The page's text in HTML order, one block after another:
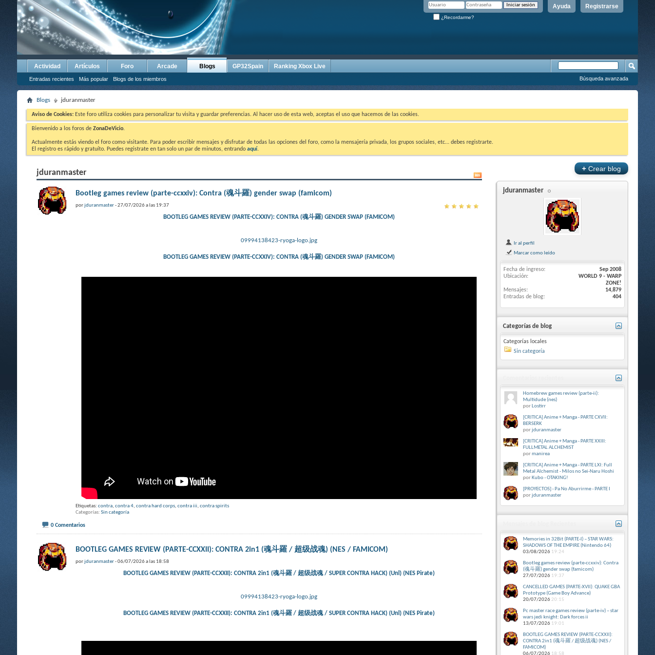
Registrarse
Ayuda
¿Recordarme?
Actividad Artículos Foro Arcade Blogs
Entradas recientes Más popular Blogs de los miembros
GP32Spain Ranking Xbox Live
Búsqueda avanzada
Blogs jduranmaster
Aviso de Cookies: Este foro utiliza cookies para personalizar tu visita y guardar preferencias. Al hacer uso de esta web, aceptas el uso que hacemos de las cookies.
Bienvenido a los foros de ZonaDeVicio.
Actualmente estás viendo el foro como visitante. Para poder escribir mensajes y disfrutar de todas las opciones del foro, como la mensajería privada, los grupos sociales, etc... debes registrarte.
El registro es rápido y gratuíto. Puedes registrate en tan solo un par de minutos, entrando aquí.
jduranmaster
Bootleg games review (parte-ccxxiv): Contra (魂斗羅) gender swap (famicom)
porjduranmaster- 27/07/2026 a las 19:37
BOOTLEG GAMES REVIEW (PARTE-CCXXIV): CONTRA (魂斗羅) GENDER SWAP (FAMICOM)
09994138423-ryoga-logo.jpg
BOOTLEG GAMES REVIEW (PARTE-CCXXIV): CONTRA (魂斗羅) GENDER SWAP (FAMICOM)
Etiquetas: contra, contra 4, contra hard corps, contra iii, contra spirits
Categorías Sin categoría
0 Comentarios
BOOTLEG GAMES REVIEW (PARTE-CCXXII): CONTRA 2in1 (魂斗羅 / 超级战魂) (NES / FAMICOM)
porjduranmaster- 06/07/2026 a las 18:58
BOOTLEG GAMES REVIEW (PARTE-CCXXII): CONTRA 2in1 (魂斗羅 / 超级战魂 / SUPER CONTRA HACK) (Unl) (NES Pirate)
09994138423-ryoga-logo.jpg
BOOTLEG GAMES REVIEW (PARTE-CCXXII): CONTRA 2in1 (魂斗羅 / 超级战魂 / SUPER CONTRA HACK) (Unl) (NES Pirate)
+Crear blog
jduranmaster
Ir al perfil
Marcar como leído
Fecha de ingreso
Sep 2008
Ubicación
WORLD 9 - WARP
ZONE!
Mensajes
14,879
Entradas de blog
404
Categorías de blog
Categorías locales
Sin categoría
Homebrew games review (parte-ii):
Multidude (nes)
por Lostirr
[CRITICA] Anime + Manga - PARTE CXVII:
BERSERK
porjduranmaster
[CRITICA] Anime + Manga - PARTE XXIII:
FULLMETAL ALCHEMIST
pormanirea
[CRITICA] Anime + Manga - PARTE LXI: Full
Metal Alchemist - Milos no Sei-Naru Hoshi
por Kubo - OTAKING!
[PROYECTOS] - Pa No Aburrirme - PARTE I
porjduranmaster
Memories in 32Bit (PARTE-I) – STAR WARS:
SHADOWS OF THE EMPIRE (Nintendo 64)
03/08/2026 19:24
Bootleg games review (parte-ccxxiv): Contra
(魂斗羅) gender swap (famicom)
27/07/2026 19:37
CANCELLED GAMES (PARTE-XVII): QUAKE GBA
Prototype (Game Boy Advance)
20/07/2026 20:15
Pc master race games review (parte-iv) – star
wars jedi knight: Dark forces ii
13/07/2026 19:01
BOOTLEG GAMES REVIEW (PARTE-CCXXII):
CONTRA 2in1 (魂斗羅 / 超级战魂) (NES /
FAMICOM)
06/07/2026 18:58